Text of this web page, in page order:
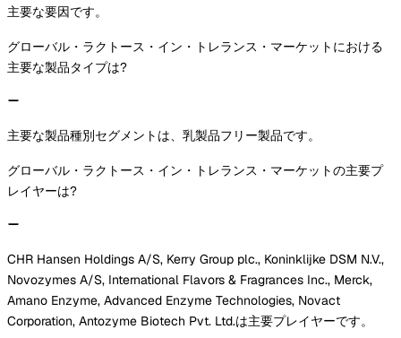
主要な要因です。
グローバル・ラクトース・イン・トレランス・マーケットにおける
主要な製品タイプは?
主要な製品種別セグメントは、乳製品フリー製品です。
グローバル・ラクトース・イン・トレランス・マーケットの主要プ
レイヤーは?
CHR Hansen Holdings A/S, Kerry Group plc., Koninklijke DSM N.V.,
Novozymes A/S, International Flavors & Fragrances Inc., Merck,
Amano Enzyme, Advanced Enzyme Technologies, Novact
Corporation, Antozyme Biotech Pvt. Ltd.は主要プレイヤーです。